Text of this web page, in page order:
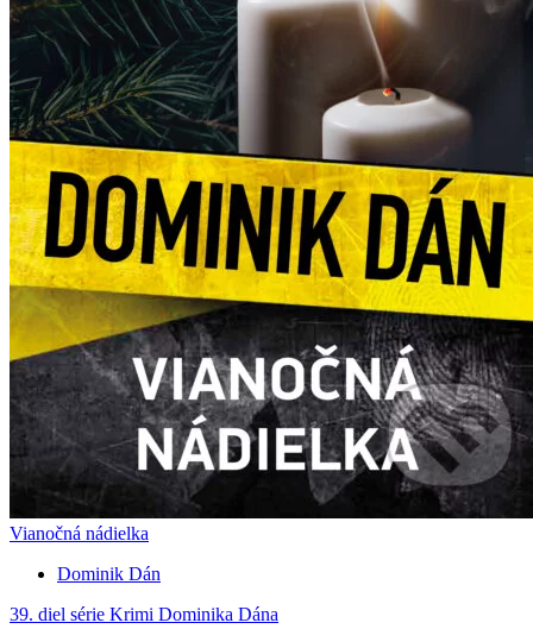
Vianočná nádielka
Dominik Dán
39. diel série Krimi Dominika Dána